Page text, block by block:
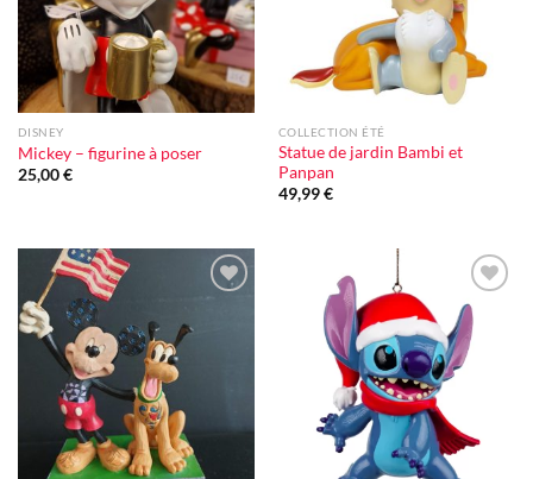
DISNEY
Mickey – figurine à poser
25,00€
COLLECTION ÉTÉ
Statue de jardin Bambi et
Panpan
49,99€
Ajouter
à la liste
d'envie